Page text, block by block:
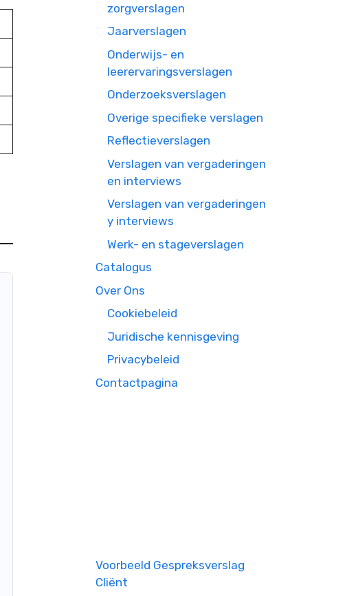
zorgverslagen
Jaarverslagen
Onderwijs- en
leerervaringsverslagen
Onderzoeksverslagen
Overige specifieke verslagen
Reflectieverslagen
Verslagen van vergaderingen
en interviews
Verslagen van vergaderingen
y interviews
Werk- en stageverslagen
Catalogus
Over Ons
Cookiebeleid
Juridische kennisgeving
Privacybeleid
Contactpagina
Voorbeeld Gespreksverslag
Cliënt